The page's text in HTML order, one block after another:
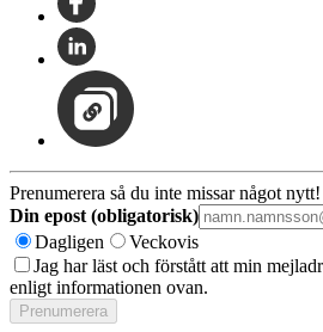
Prenumerera så du inte missar något nytt!
Din epost (obligatorisk)
Dagligen
Veckovis
Jag har läst och förstått att min
enligt informationen ovan.